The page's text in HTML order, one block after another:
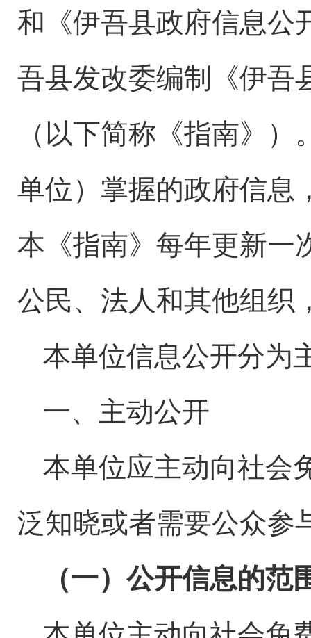
和《伊吾县政府信息公
吾县发改委编制《伊吾
（以下简称《指南》
单位）掌握的政府信息
本《指南》每年更新一
公民、法人和其他组织
本单位信息公开分为
一、主动公开
本单位应主动向社会
泛知晓或者需要公众参
（一）公开信息的范